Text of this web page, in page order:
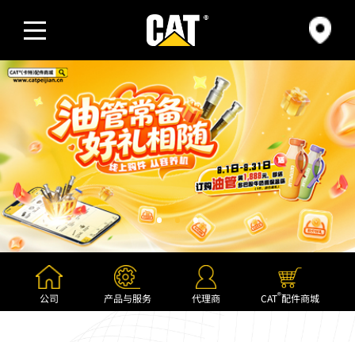
公司
产品与服务
赞助
新闻与活动
精彩视频
公司 产品与服务 代理商 CAT®配件商城